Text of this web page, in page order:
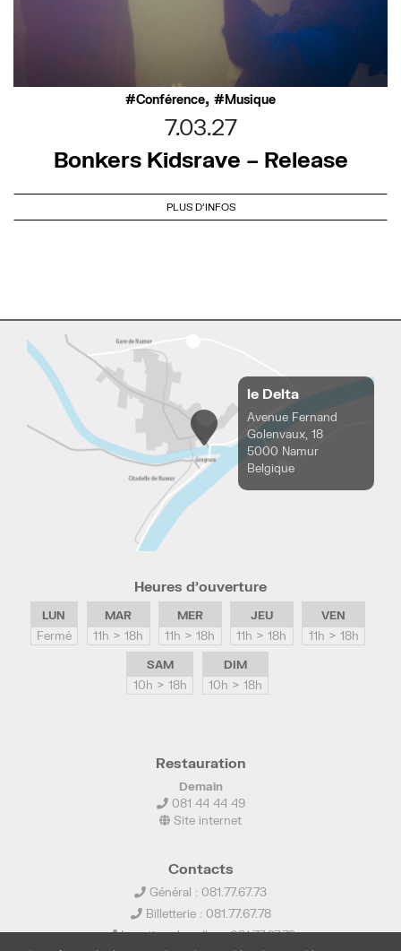
Conférence, Musique
7.03.27
Bonkers Kidsrave – Release
PLUS D'INFOS
le Delta
Avenue Fernand
Golenvaux, 18
5000 Namur
Belgique
Heures d’ouverture
LUN
Fermé
MAR
11h > 18h
MER
11h > 18h
JEU
11h > 18h
VEN
11h > 18h
SAM
10h > 18h
DIM
10h > 18h
Restauration
Demain
081 44 44 49
Site internet
Contacts
Général : 081.77.67.73
Billetterie : 081.77.67.78
Location de salles : 081.77.67.79